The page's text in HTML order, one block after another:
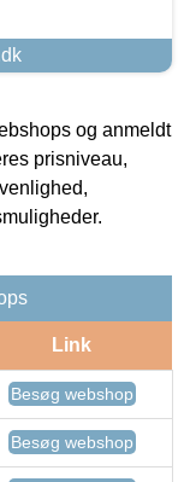
og anmeldt
prisniveau,
Link
Besøg webshop
Besøg webshop